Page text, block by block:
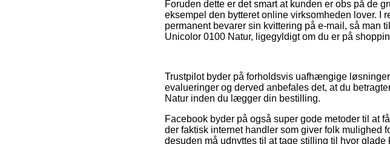
Foruden dette er det smart at kunden er obs på de
eksempel den bytteret online virksomheden lover. I
permanent bevarer sin kvittering på e-mail, så man
Unicolor 0100 Natur, ligegyldigt om du er på
Trustpilot byder på forholdsvis uafhængige
evalueringer og derved anbefales det, at du
Natur inden du lægger din bestilling.
Facebook byder på også super gode metoder til at
der faktisk internet handler som giver folk mulighed
desuden må udnyttes til at tage stilling til hvor glade